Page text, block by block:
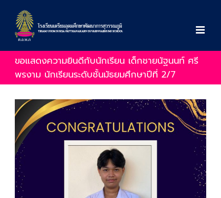
content
ขอแสดงความยินดีกับนักเรียน เด็กชายนัฐนนท์ ศรี
พรงาม นักเรียนระดับชั้นมัธยมศึกษาปีที่ 2/7
View
Larger
Image